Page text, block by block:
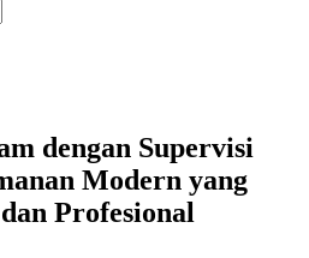
dengan Supervisi
Modern yang
Profesional